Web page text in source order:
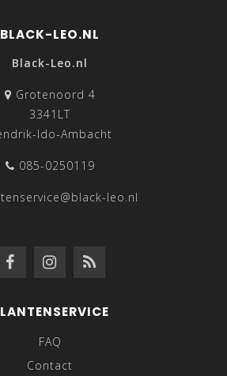
BLACK-LEO.NL
Black-Leo.nl
Grotenoord 4
3341LT
Ido-Ambacht
085-0250119
leo.nl
FAQ
Contact